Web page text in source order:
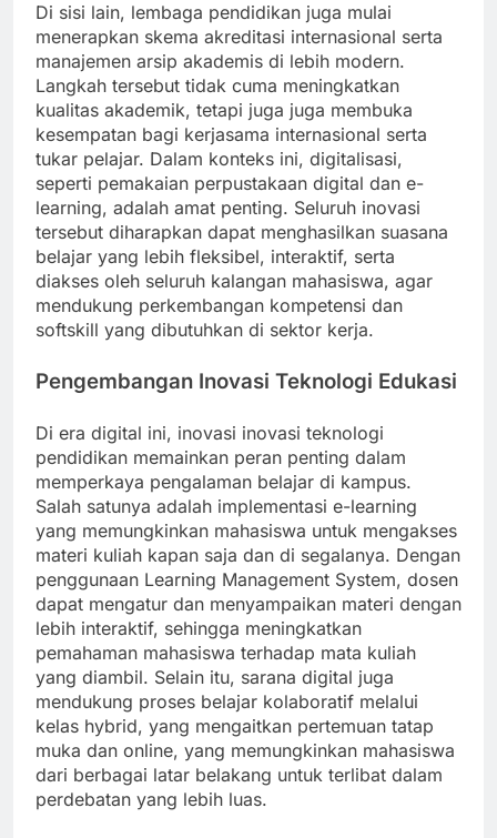
Di sisi lain, lembaga pendidikan juga mulai
menerapkan skema akreditasi internasional serta
manajemen arsip akademis di lebih modern.
Langkah tersebut tidak cuma meningkatkan
kualitas akademik, tetapi juga juga membuka
kesempatan bagi kerjasama internasional serta
tukar pelajar. Dalam konteks ini, digitalisasi,
seperti pemakaian perpustakaan digital dan e-
learning, adalah amat penting. Seluruh inovasi
tersebut diharapkan dapat menghasilkan suasana
belajar yang lebih fleksibel, interaktif, serta
diakses oleh seluruh kalangan mahasiswa, agar
mendukung perkembangan kompetensi dan
softskill yang dibutuhkan di sektor kerja.
Pengembangan Inovasi Teknologi Edukasi
Di era digital ini, inovasi inovasi teknologi
pendidikan memainkan peran penting dalam
memperkaya pengalaman belajar di kampus.
Salah satunya adalah implementasi e-learning
yang memungkinkan mahasiswa untuk mengakses
materi kuliah kapan saja dan di segalanya. Dengan
penggunaan Learning Management System, dosen
dapat mengatur dan menyampaikan materi dengan
lebih interaktif, sehingga meningkatkan
pemahaman mahasiswa terhadap mata kuliah
yang diambil. Selain itu, sarana digital juga
mendukung proses belajar kolaboratif melalui
kelas hybrid, yang mengaitkan pertemuan tatap
muka dan online, yang memungkinkan mahasiswa
dari berbagai latar belakang untuk terlibat dalam
perdebatan yang lebih luas.